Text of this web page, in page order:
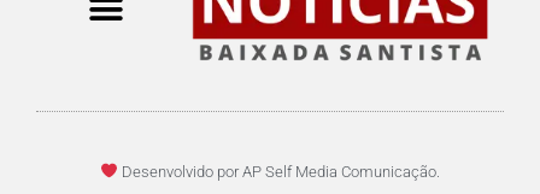
Desenvolvido por AP Self Media Comunicação.